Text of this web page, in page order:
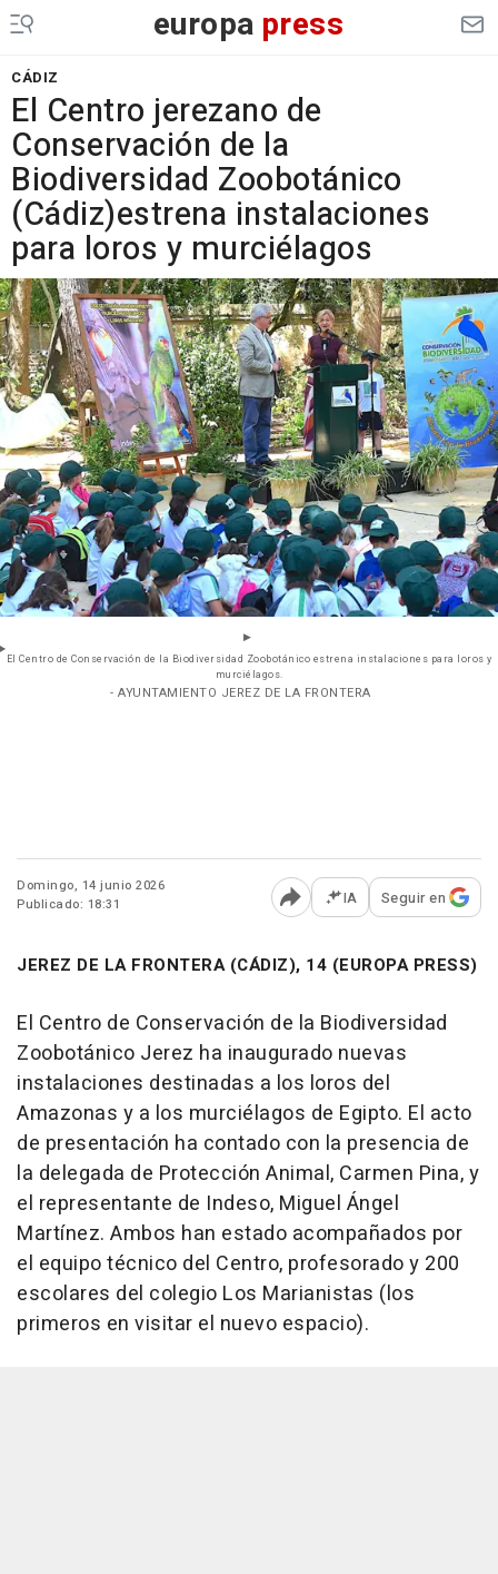
europa press
CÁDIZ
El Centro jerezano de
Conservación de la
Biodiversidad Zoobotánico
(Cádiz)estrena instalaciones
para loros y murciélagos
El Centro de Conservación de la Biodiversidad Zoobotánico estrena instalaciones para loros y
murciélagos.
- AYUNTAMIENTO JEREZ DE LA FRONTERA
Domingo, 14 junio 2026
Publicado: 18:31
Abrir opciones para
IA Seguir en
JEREZ DE LA FRONTERA (CÁDIZ), 14 (EUROPA PRESS)
El Centro de Conservación de la Biodiversidad
Zoobotánico Jerez ha inaugurado nuevas
instalaciones destinadas a los loros del
Amazonas y a los murciélagos de Egipto. El acto
de presentación ha contado con la presencia de
la delegada de Protección Animal, Carmen Pina, y
el representante de Indeso, Miguel Ángel
Martínez. Ambos han estado acompañados por
el equipo técnico del Centro, profesorado y 200
escolares del colegio Los Marianistas (los
primeros en visitar el nuevo espacio).